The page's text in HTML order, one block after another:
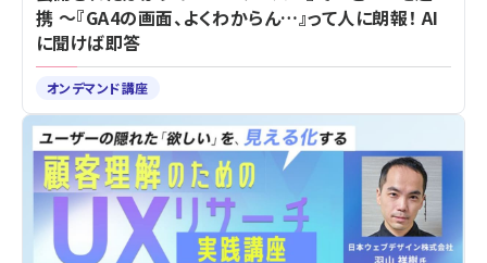
携 ～『GA4の画面、よくわからん…』って人に朗報！ AI
に聞けば即答
オンデマンド講座